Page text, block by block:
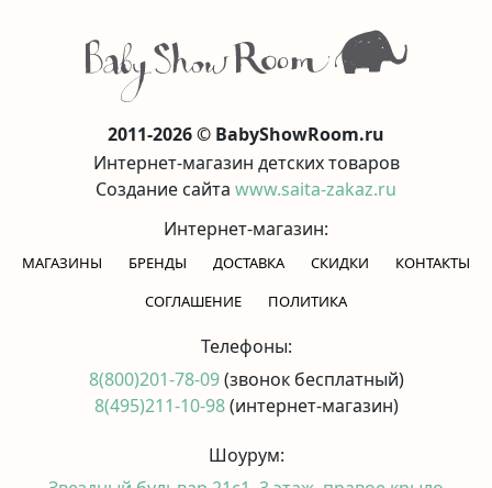
2011-2026 © BabyShowRoom.ru
Интернет-магазин детских товаров
Создание сайта www.saita-zakaz.ru
Интернет-магазин:
МАГАЗИНЫ БРЕНДЫ ДОСТАВКА СКИДКИ
КОНТАКТЫ
CОГЛАШЕНИЕ
ПОЛИТИКА
Телефоны:
8(800)201-78-09(звонок бесплатный)
8(495)211-10-98(интернет-магазин)
Шоурум: